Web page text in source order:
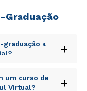
Graduação
graduação a
+
natus error sit
laudantium,
um curso de
Virtual?
+